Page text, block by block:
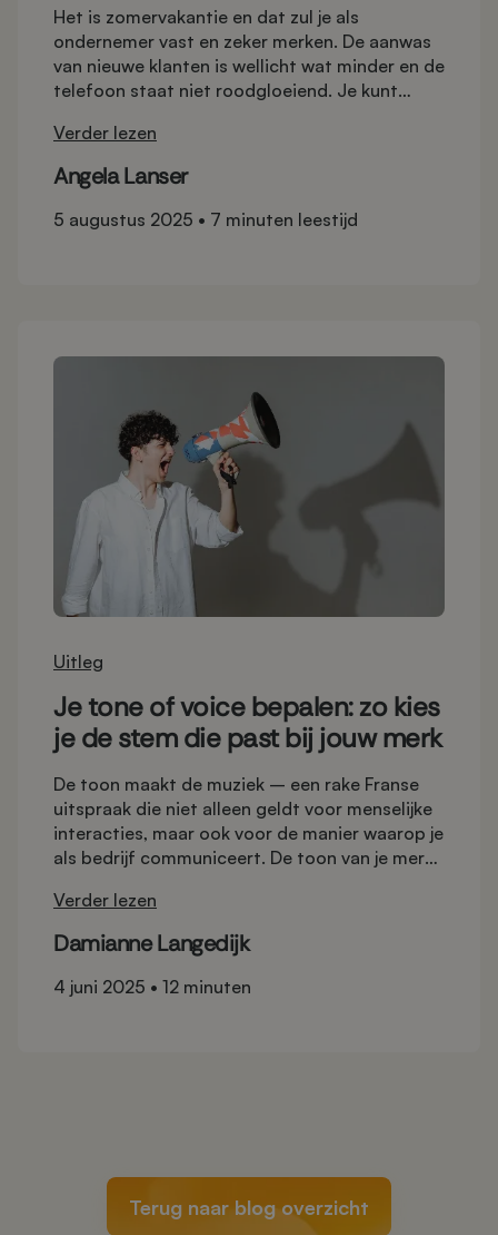
Het is zomervakantie en dat zul je als
ondernemer vast en zeker merken. De aanwas
van nieuwe klanten is wellicht wat minder en de
telefoon staat niet roodgloeiend. Je kunt
aan je eigen onderneming. Hoe? Neem je eigen
zakelijke website eens goed onder de loep!
Tijdvooreensite geeft je 9 tips om je website te
optimaliseren zodat jouw business na de
zomervakantie weer kan knallen.
Verder lezen
Angela Lanser
5 augustus 2025 • 7 minuten leestijd
Uitleg
Je tone of voice bepalen: zo kies
je de stem die past bij jouw merk
De toon maakt de muziek – een rake Franse
uitspraak die niet alleen geldt voor menselijke
interacties, maar ook voor de manier waarop je
als bedrijf communiceert. De toon van je merk
op je lezer. Met deze eigen stem creëer je
herkenning en bouw je vertrouwen op bij je
doelgroep. Je tone of voice bepalen is dus een
belangrijke stap.
Verder lezen
Damianne Langedijk
4 juni 2025 • 12 minuten
Terug naar blog overzicht